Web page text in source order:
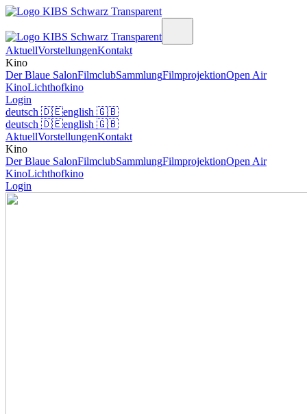
AktuellVorstellungenKontakt
Kino
Der Blaue SalonFilmclubSammlungFilmprojektionOpen Air
KinoLichthofkino
Login
deutsch 🇩🇪english 🇬🇧
deutsch 🇩🇪english 🇬🇧
AktuellVorstellungenKontakt
Kino
Der Blaue SalonFilmclubSammlungFilmprojektionOpen Air
KinoLichthofkino
Login